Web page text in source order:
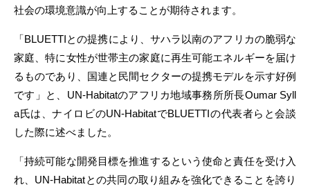
社会の環境意識が向上することが期待されます。
「BLUETTIとの提携により、サハラ以南のアフリカの脆弱な
家庭、特に女性が世帯主の家庭に再生可能エネルギーを届け
るものであり、国連と民間セクターの提携モデルを示す好例
です」と、UN-Habitatのアフリカ地域事務所所長Oumar Syll
a氏は、ナイロビのUN-HabitatでBLUETTIの代表者らと会談
した際に述べました。
「持続可能な開発目標を推進するという使命と責任を受け入
れ、UN-Habitatとの共同の取り組みを強化できることを誇り